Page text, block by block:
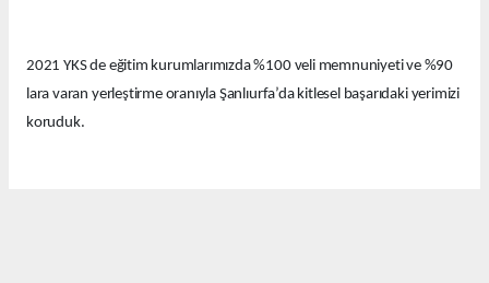
2021 YKS de eğitim kurumlarımızda %100 veli memnuniyeti ve %90
lara varan yerleştirme oranıyla Şanlıurfa’da kitlesel başarıdaki yerimizi
koruduk.